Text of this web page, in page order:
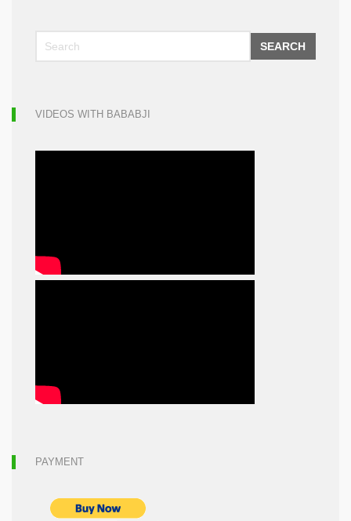
SEARCH
VIDEOS WITH BABABJI
PAYMENT